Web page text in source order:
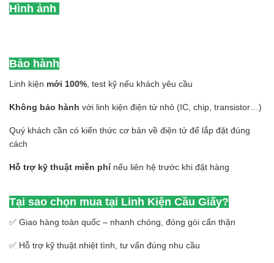
Hình ảnh
Bảo hành
Linh kiện mới 100% , test kỹ nếu khách yêu cầu
Không bảo hành với linh kiện điện tử nhỏ (IC, chip, transistor…)
Quý khách cần có kiến thức cơ bản về điện tử để lắp đặt đúng
cách
Hỗ trợ kỹ thuật miễn phínếu liên hệ trước khi đặt hàng
Tại sao chọn mua tại Linh Kiện Cầu Giấy?
✅ Giao hàng toàn quốc – nhanh chóng, đóng gói cẩn thận
✅ Hỗ trợ kỹ thuật nhiệt tình, tư vấn đúng nhu cầu